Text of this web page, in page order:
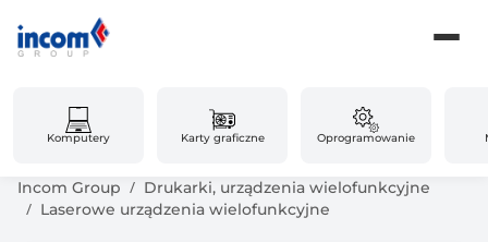
Komputery Karty graficzne Oprogramowanie
Incom Group
Drukarki, urządzenia wielofunkcyjne
Laserowe urządzenia wielofunkcyjne